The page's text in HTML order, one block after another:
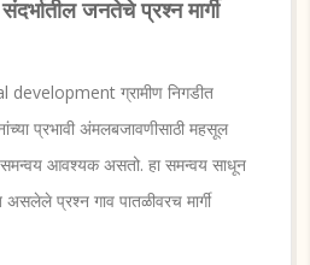
जनतेचे प्रश्न मार्गी
ग्रामीण निगडीत
प्रभावी अंमलबजावणीसाठी महसूल
समन्वय आवश्यक असतो. हा समन्वय साधून
प्रश्न गाव पातळीवरच मार्गी